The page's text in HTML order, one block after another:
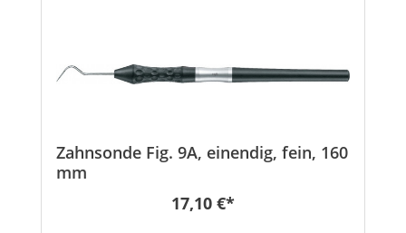
Zahnsonde Fig. 9A, einendig, fein, 160
mm
Regulärer Preis:
17,10 €*